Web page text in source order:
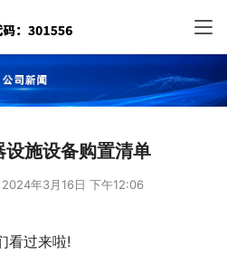
设施设备购置清单
2024年3月16日 下午12:06
看过来啦!